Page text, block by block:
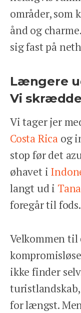
områder, som
ånd og
sig fast på
Længere
Vi
Vi tager jer
Costa Rica og
stop før det
øhavet i
langt ud i
foregår til
Velkommen til
ikke finder
for længst.